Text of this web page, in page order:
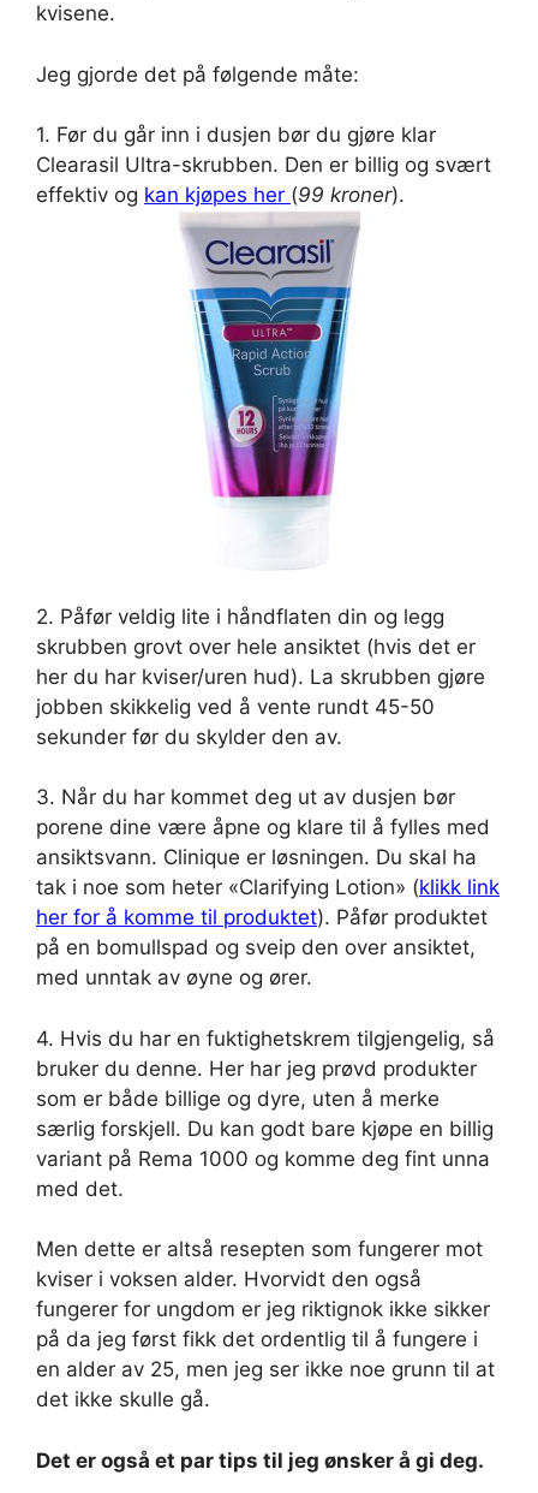
kvisene.
Jeg gjorde det på følgende måte:
1. Før du går inn i dusjen bør du gjøre klar
Clearasil Ultra-skrubben. Den er billig og svært
effektiv og kan kjøpes her (99 kroner).
2. Påfør veldig lite i håndflaten din og legg
skrubben grovt over hele ansiktet (hvis det er
her du har kviser/uren hud). La skrubben gjøre
jobben skikkelig ved å vente rundt 45-50
sekunder før du skylder den av.
3. Når du har kommet deg ut av dusjen bør
porene dine være åpne og klare til å fylles med
ansiktsvann. Clinique er løsningen. Du skal ha
tak i noe som heter «Clarifying Lotion» (klikk link
her for å komme til produktet). Påfør produktet
på en bomullspad og sveip den over ansiktet,
med unntak av øyne og ører.
4. Hvis du har en fuktighetskrem tilgjengelig, så
bruker du denne. Her har jeg prøvd produkter
som er både billige og dyre, uten å merke
særlig forskjell. Du kan godt bare kjøpe en billig
variant på Rema 1000 og komme deg fint unna
med det.
Men dette er altså resepten som fungerer mot
kviser i voksen alder. Hvorvidt den også
fungerer for ungdom er jeg riktignok ikke sikker
på da jeg først fikk det ordentlig til å fungere i
en alder av 25, men jeg ser ikke noe grunn til at
det ikke skulle gå.
Det er også et par tips til jeg ønsker å gi deg.